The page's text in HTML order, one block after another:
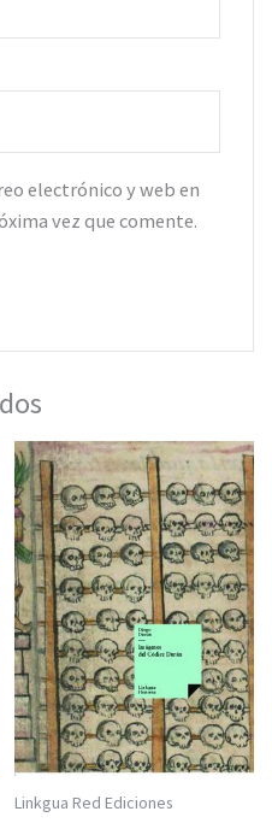
electrónico y web en
vez que comente.
Linkgua Red Ediciones